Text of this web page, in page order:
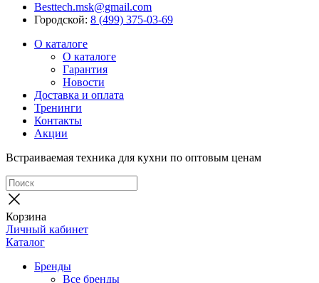
Besttech.msk@gmail.com
Городской: 8 (499) 375-03-69
О каталоге
О каталоге
Гарантия
Новости
Доставка и оплата
Тренинги
Контакты
Акции
Встраиваемая техника для кухни по оптовым ценам
Корзина
Личный кабинет
Каталог
Бренды
Все бренды